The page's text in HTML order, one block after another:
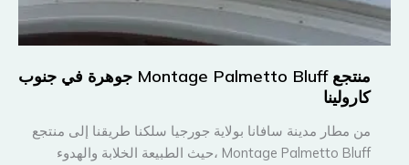
منتجع Montage Palmetto Bluff جوهرة في جنوب
كارولينا
من مطار مدينة سافانا بولاية جورجيا سلكنا طريقنا إلى منتجع
Montage Palmetto Bluff ،حيث الطبيعة الخلابة والهدوء